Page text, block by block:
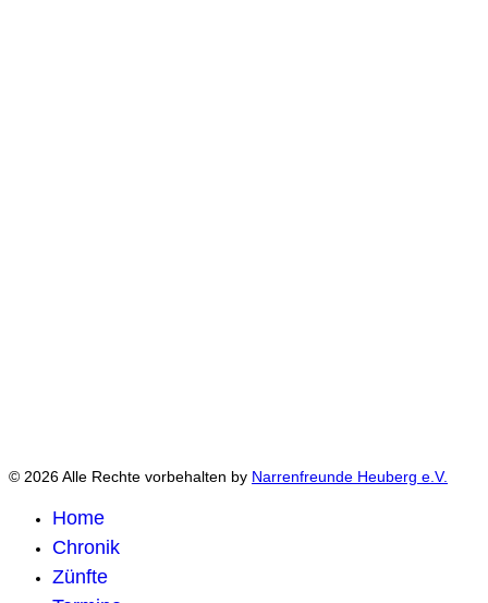
© 2026 Alle Rechte vorbehalten by Narrenfreunde Heuberg e.V.
Home
Chronik
Zünfte